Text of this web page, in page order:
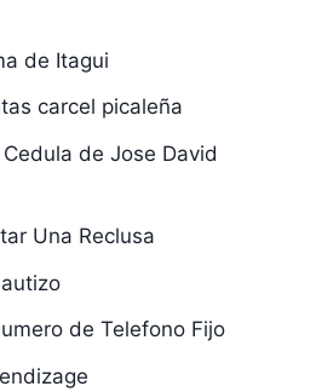
de Itagui
carcel picaleña
de Jose David
Una Reclusa
de Telefono Fijo